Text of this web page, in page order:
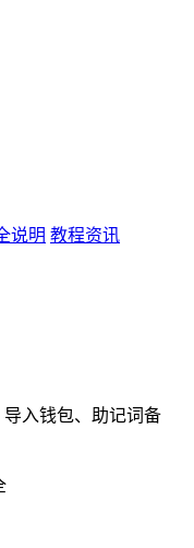
说明 教程资讯
入钱包、助记词备